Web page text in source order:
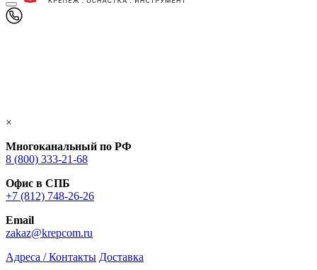
×
Многоканальный по РФ
8 (800) 333‑21-68
Офис в СПБ
+7 (812) 748‑26-26
Email
zakaz@krepcom.ru
Адреса / Контакты Доставка